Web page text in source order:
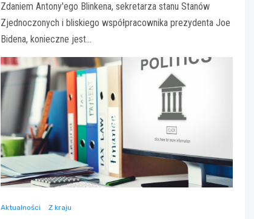
Zdaniem Antony'ego Blinkena, sekretarza stanu Stanów
Zjednoczonych i bliskiego współpracownika prezydenta Joe
Bidena, konieczne jest…
Aktualności Z kraju